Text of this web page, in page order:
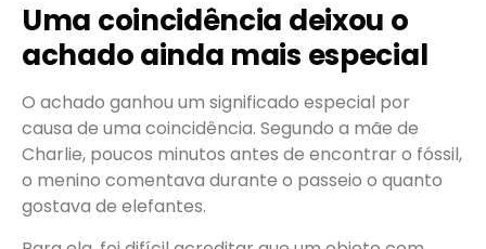
Uma coincidência deixou o
achado ainda mais especial
O achado ganhou um significado especial por
causa de uma coincidência. Segundo a mãe de
Charlie, poucos minutos antes de encontrar o fóssil,
o menino comentava durante o passeio o quanto
gostava de elefantes.